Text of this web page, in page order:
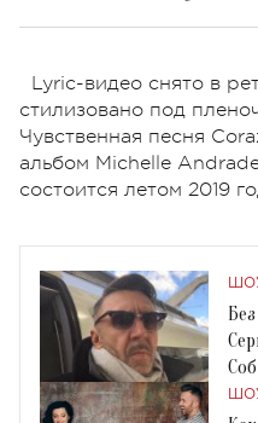
Lyric-видео снято в
стилизовано под
Чувственная песня
альбом Michelle
состоится летом 2019